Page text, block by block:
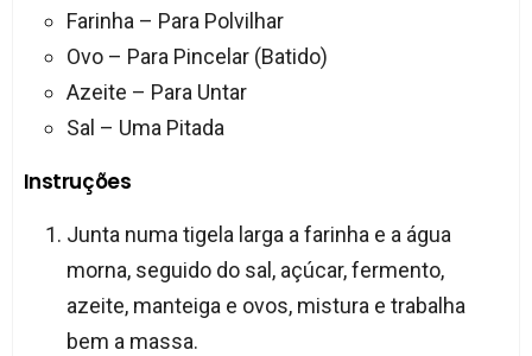
Farinha – Para Polvilhar
Ovo – Para Pincelar (Batido)
Azeite – Para Untar
Sal – Uma Pitada
Instruções
Junta numa tigela larga a farinha e a água
morna, seguido do sal, açúcar, fermento,
azeite, manteiga e ovos, mistura e trabalha
bem a massa.